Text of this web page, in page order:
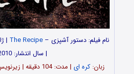
نام فیلم: دستور آشپزی –The Recipe
|
| سال انتشار: 2010
زبان:کره ای
| مدت: 104 دقیقه |